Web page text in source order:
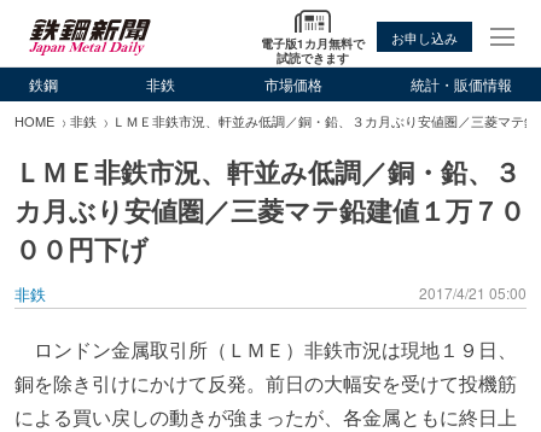
電子版1カ月無料で
試読できます
お申し込み
鉄鋼 非鉄 市場価格 統計・販価情報
HOME 非鉄 ＬＭＥ非鉄市況、軒並み低調／銅・鉛、３カ月ぶり安値圏／三菱マテ
ＬＭＥ非鉄市況、軒並み低調／銅・鉛、３
カ月ぶり安値圏／三菱マテ鉛建値１万７０
００円下げ
非鉄 2017/4/21 05:00
ロンドン金属取引所（ＬＭＥ）非鉄市況は現地１９日、
銅を除き引けにかけて反発。前日の大幅安を受けて投機筋
による買い戻しの動きが強まったが、各金属ともに終日上